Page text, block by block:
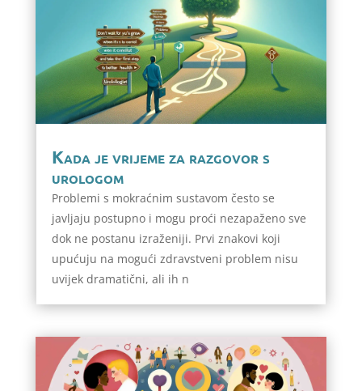
Kada je vrijeme za razgovor s
urologom
Problemi s mokraćnim sustavom često se
javljaju postupno i mogu proći nezapaženo sve
dok ne postanu izraženiji. Prvi znakovi koji
upućuju na mogući zdravstveni problem nisu
uvijek dramatični, ali ih n